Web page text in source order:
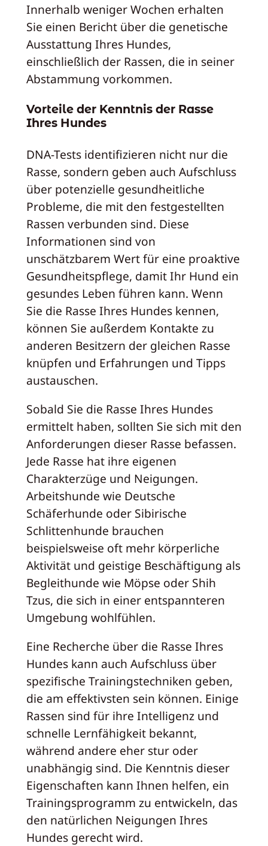
Innerhalb weniger Wochen erhalten
Sie einen Bericht über die genetische
Ausstattung Ihres Hundes,
einschließlich der Rassen, die in seiner
Abstammung vorkommen.
Vorteile der Kenntnis der Rasse
Ihres Hundes
DNA-Tests identifizieren nicht nur die
Rasse, sondern geben auch Aufschluss
über potenzielle gesundheitliche
Probleme, die mit den festgestellten
Rassen verbunden sind. Diese
Informationen sind von
unschätzbarem Wert für eine proaktive
Gesundheitspflege, damit Ihr Hund ein
gesundes Leben führen kann. Wenn
Sie die Rasse Ihres Hundes kennen,
können Sie außerdem Kontakte zu
anderen Besitzern der gleichen Rasse
knüpfen und Erfahrungen und Tipps
austauschen.
Sobald Sie die Rasse Ihres Hundes
ermittelt haben, sollten Sie sich mit den
Anforderungen dieser Rasse befassen.
Jede Rasse hat ihre eigenen
Charakterzüge und Neigungen.
Arbeitshunde wie Deutsche
Schäferhunde oder Sibirische
Schlittenhunde brauchen
beispielsweise oft mehr körperliche
Aktivität und geistige Beschäftigung als
Begleithunde wie Möpse oder Shih
Tzus, die sich in einer entspannteren
Umgebung wohlfühlen.
Eine Recherche über die Rasse Ihres
Hundes kann auch Aufschluss über
spezifische Trainingstechniken geben,
die am effektivsten sein können. Einige
Rassen sind für ihre Intelligenz und
schnelle Lernfähigkeit bekannt,
während andere eher stur oder
unabhängig sind. Die Kenntnis dieser
Eigenschaften kann Ihnen helfen, ein
Trainingsprogramm zu entwickeln, das
den natürlichen Neigungen Ihres
Hundes gerecht wird.